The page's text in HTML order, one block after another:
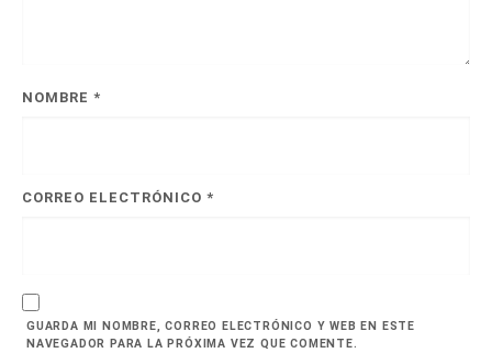
NOMBRE *
CORREO ELECTRÓNICO *
GUARDA MI NOMBRE, CORREO ELECTRÓNICO Y WEB EN ESTE
NAVEGADOR PARA LA PRÓXIMA VEZ QUE COMENTE.